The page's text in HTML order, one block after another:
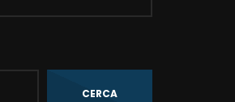
CERCA